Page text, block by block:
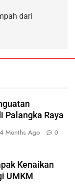
dari
Palangka Raya
4 Months Ago 0
Kenaikan
UMKM